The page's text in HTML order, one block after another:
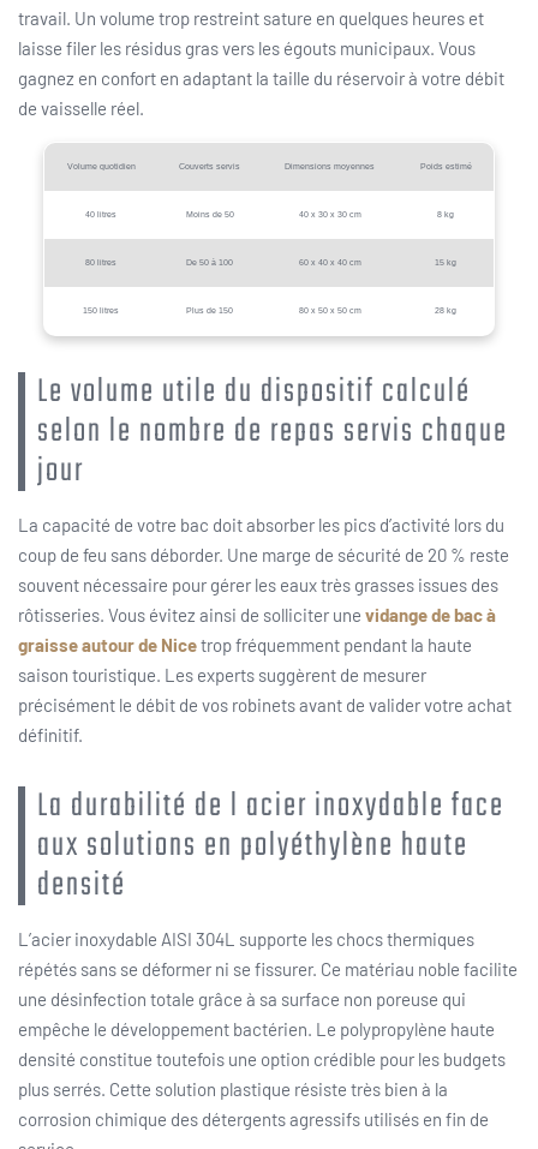
travail. Un volume trop restreint sature en quelques heures et
laisse filer les résidus gras vers les égouts municipaux. Vous
gagnez en confort en adaptant la taille du réservoir à votre débit
de vaisselle réel.
Volume quotidien Couverts servis Dimensions moyennes Poids estimé
40 litres Moins de 50 40 x 30 x 30 cm 8 kg
80 litres De 50 à 100 60 x 40 x 40 cm 15 kg
150 litres Plus de 150 80 x 50 x 50 cm 28 kg
Le volume utile du dispositif calculé
selon le nombre de repas servis chaque
jour
La capacité de votre bac doit absorber les pics d’activité lors du
coup de feu sans déborder. Une marge de sécurité de 20 % reste
souvent nécessaire pour gérer les eaux très grasses issues des
rôtisseries. Vous évitez ainsi de solliciter une vidange de bac à
graisse autour de Nicetrop fréquemment pendant la haute
saison touristique. Les experts suggèrent de mesurer
précisément le débit de vos robinets avant de valider votre achat
définitif.
La durabilité de l acier inoxydable face
aux solutions en polyéthylène haute
densité
L’acier inoxydable AISI 304L supporte les chocs thermiques
répétés sans se déformer ni se fissurer. Ce matériau noble facilite
une désinfection totale grâce à sa surface non poreuse qui
empêche le développement bactérien. Le polypropylène haute
densité constitue toutefois une option crédible pour les budgets
plus serrés. Cette solution plastique résiste très bien à la
corrosion chimique des détergents agressifs utilisés en fin de